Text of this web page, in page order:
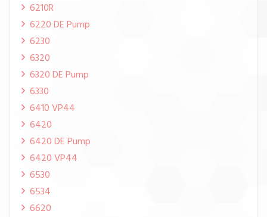
6210R
6220 DE Pump
6230
6320
6320 DE Pump
6330
6410 VP44
6420
6420 DE Pump
6420 VP44
6530
6534
6620